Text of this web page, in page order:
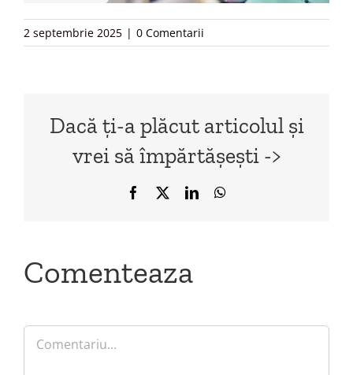
2 septembrie 2025 | 0 Comentarii
Dacă ți-a plăcut articolul și
vrei să împărtășești ->
Facebook LinkedInWhatsApp
Comenteaza
Comment